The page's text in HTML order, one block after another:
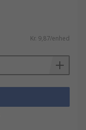
Kr. 9,87/enhed